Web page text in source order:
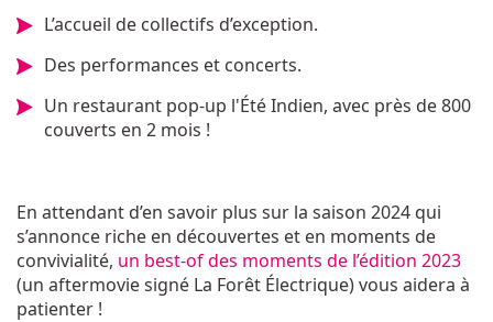
L’accueil de collectifs d’exception.
Des performances et concerts.
Un restaurant pop-up l'Été Indien, avec près de 800
couverts en 2 mois !
En attendant d’en savoir plus sur la saison 2024 qui
s’annonce riche en découvertes et en moments de
convivialité, un best-of des moments de l’édition 2023
(un aftermovie signé La Forêt Électrique) vous aidera à
patienter !